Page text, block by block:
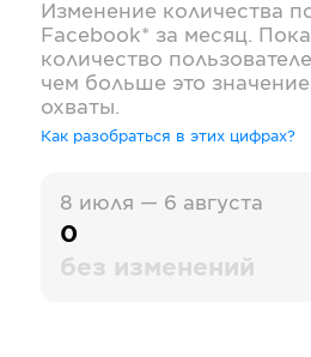
Изменение количества
Facebook* за месяц.
количество
чем больше это
охваты.
Как разобраться в этих цифрах?
8 июля — 6 августа
0
без изменений